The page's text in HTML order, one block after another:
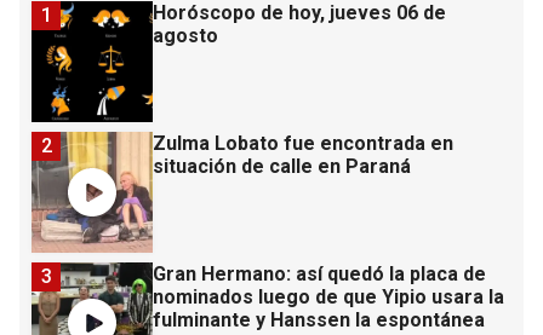
Horóscopo de hoy, jueves 06 de
agosto
1
Zulma Lobato fue encontrada en
situación de calle en Paraná
2
Gran Hermano: así quedó la placa de
nominados luego de que Yipio usara la
fulminante y Hanssen la espontánea
3